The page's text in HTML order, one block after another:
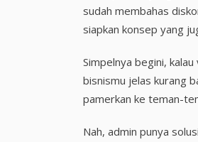
sudah membahas
siapkan konsep yang
Simpelnya begini,
bisnismu jelas kurang
pamerkan ke teman-
Nah, admin punya